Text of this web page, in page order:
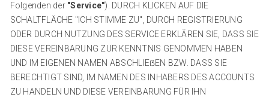
Folgenden der "Service"). DURCH KLICKEN AUF DIE
SCHALTFLÄCHE "ICH STIMME ZU", DURCH REGISTRIERUNG
ODER DURCH NUTZUNG DES SERVICE ERKLÄREN SIE, DASS SIE
DIESE VEREINBARUNG ZUR KENNTNIS GENOMMEN HABEN
UND IM EIGENEN NAMEN ABSCHLIEẞEN BZW. DASS SIE
BERECHTIGT SIND, IM NAMEN DES INHABERS DES ACCOUNTS
ZU HANDELN UND DIESE VEREINBARUNG FÜR IHN